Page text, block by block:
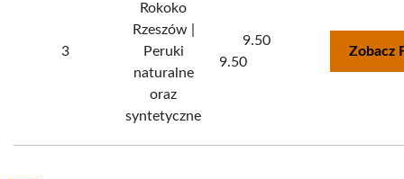
3
Rokoko
Rzeszów |
Peruki
naturalne
oraz
syntetyczne
9.50
9.50
Zobacz